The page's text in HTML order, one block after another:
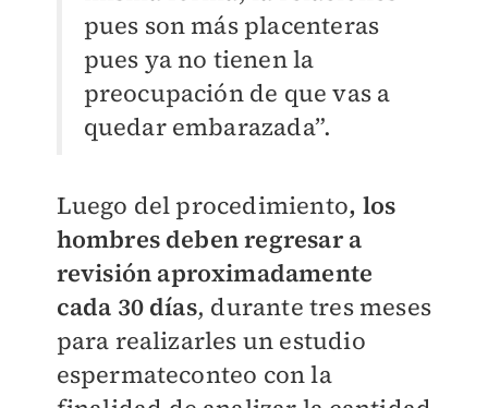
pues son más placenteras
pues ya no tienen la
preocupación de que vas a
quedar embarazada”.
Luego del procedimiento, los
hombres deben regresar a
revisión aproximadamente
cada 30 días, durante tres meses
para realizarles un estudio
espermateconteo con la